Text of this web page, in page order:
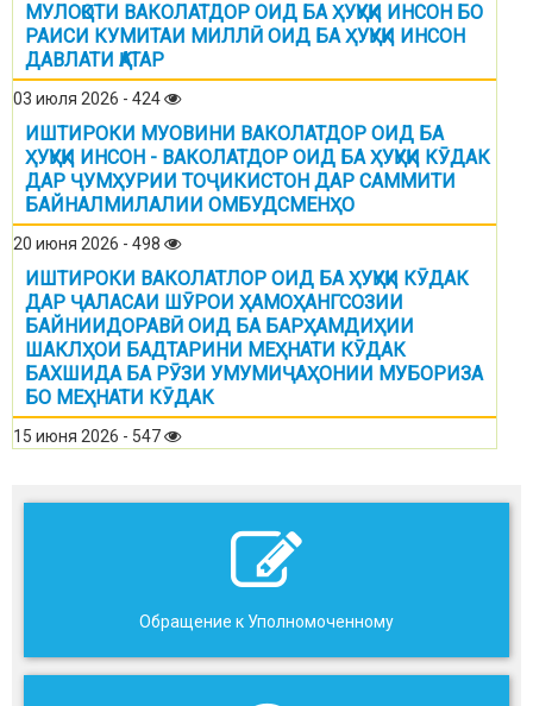
МУЛОҚОТИ ВАКОЛАТДОР ОИД БА ҲУҚУҚИ ИНСОН БО
РАИСИ КУМИТАИ МИЛЛӢ ОИД БА ҲУҚУҚИ ИНСОН
ДАВЛАТИ ҚАТАР
03 июля 2026 - 424
ИШТИРОКИ МУОВИНИ ВАКОЛАТДОР ОИД БА
ҲУҚУҚИ ИНСОН - ВАКОЛАТДОР ОИД БА ҲУҚУҚИ КӮДАК
ДАР ҶУМҲУРИИ ТОҶИКИСТОН ДАР САММИТИ
БАЙНАЛМИЛАЛИИ ОМБУДСМЕНҲО
20 июня 2026 - 498
ИШТИРОКИ ВАКОЛАТЛОР ОИД БА ҲУҚУҚИ КӮДАК
ДАР ҶАЛАСАИ ШӮРОИ ҲАМОҲАНГСОЗИИ
БАЙНИИДОРАВӢ ОИД БА БАРҲАМДИҲИИ
ШАКЛҲОИ БАДТАРИНИ МЕҲНАТИ КӮДАК
БАХШИДА БА РӮЗИ УМУМИҶАҲОНИИ МУБОРИЗА
БО МЕҲНАТИ КӮДАК
15 июня 2026 - 547
Обращение к Уполномоченному